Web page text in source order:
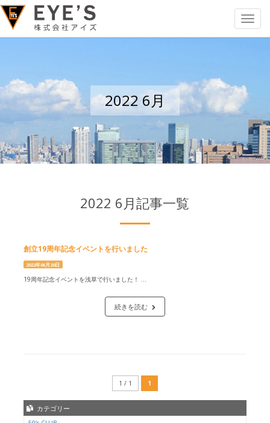
Toggle
2022 6月
2022 6月記事一覧
創立19周年記念イベントを行いました
2022年06月20日
19周年記念イベントを浅草で行いました！ ...
続きを読む
1 / 1 1
カテゴリー